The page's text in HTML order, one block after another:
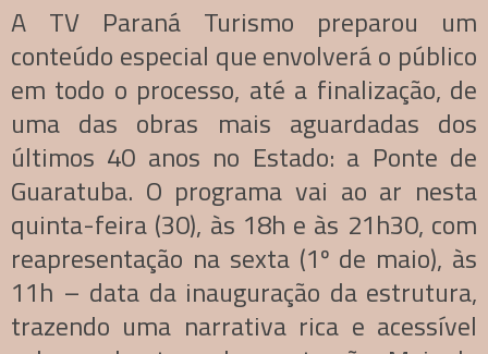
A TV Paraná Turismo preparou um
conteúdo especial que envolverá o público
em todo o processo, até a finalização, de
uma das obras mais aguardadas dos
últimos 40 anos no Estado: a Ponte de
Guaratuba. O programa vai ao ar nesta
quinta-feira (30), às 18h e às 21h30, com
reapresentação na sexta (1º de maio), às
11h – data da inauguração da estrutura,
trazendo uma narrativa rica e acessível